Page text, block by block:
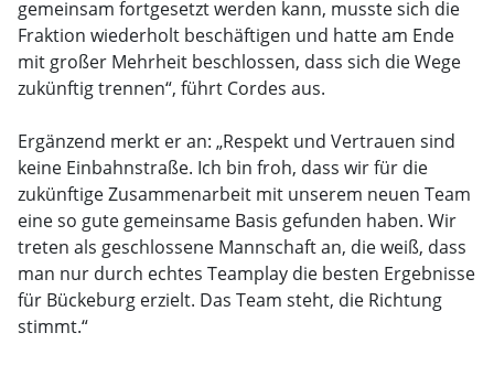
gemeinsam fortgesetzt werden kann, musste sich die
Fraktion wiederholt beschäftigen und hatte am Ende
mit großer Mehrheit beschlossen, dass sich die Wege
zukünftig trennen“, führt Cordes aus.
Ergänzend merkt er an: „Respekt und Vertrauen sind
keine Einbahnstraße. Ich bin froh, dass wir für die
zukünftige Zusammenarbeit mit unserem neuen Team
eine so gute gemeinsame Basis gefunden haben. Wir
treten als geschlossene Mannschaft an, die weiß, dass
man nur durch echtes Teamplay die besten Ergebnisse
für Bückeburg erzielt. Das Team steht, die Richtung
stimmt.“